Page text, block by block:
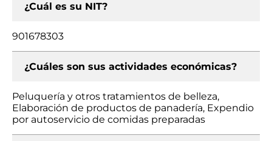
¿Cuál es su NIT?
901678303
¿Cuáles son sus actividades económicas?
Peluquería y otros tratamientos de belleza,
Elaboración de productos de panadería, Expendio
por autoservicio de comidas preparadas